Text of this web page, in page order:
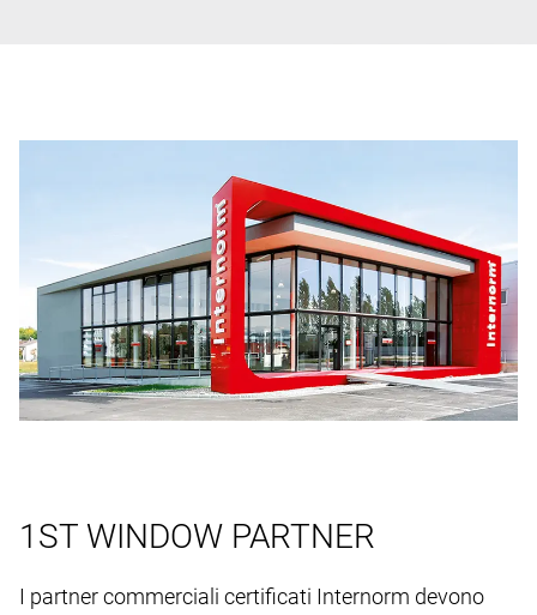
1ST WINDOW PARTNER
I partner commerciali certificati Internorm devono